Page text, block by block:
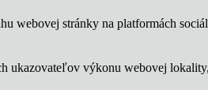
webovej stránky na platformách
ukazovateľov výkonu webovej